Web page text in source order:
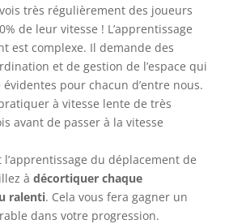
très régulièrement des joueurs
de leur vitesse ! L’apprentissage
est complexe. Il demande des
et de gestion de l’espace qui
évidentes pour chacun d’entre nous.
à vitesse lente de très
avant de passer à la vitesse
l’apprentissage du déplacement de
à décortiquer chaque
ralenti. Cela vous fera gagner un
dans votre progression.